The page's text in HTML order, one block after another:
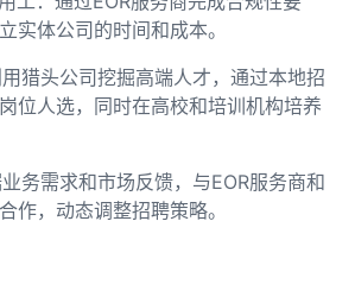
实体公司的时间和成本。
猎头公司挖掘高端人才，通过本地招
位人选，同时在高校和培训机构培养
务需求和市场反馈，与EOR服务商和
作，动态调整招聘策略。